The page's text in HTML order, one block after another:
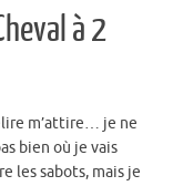
à 2
m’attire… je ne
bien où je vais
les sabots, mais je